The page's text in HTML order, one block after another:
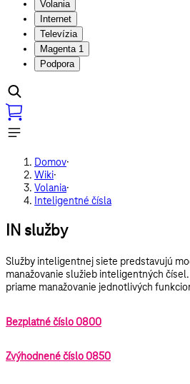
Volania
Internet
Televízia
Magenta 1
Podpora
Domov·
Wiki·
Volania·
Inteligentné čísla
IN služby
Služby inteligentnej siete predstavujú
manažovanie služieb inteligentných
priame manažovanie jednotlivých
Bezplatné číslo 0800
Zvýhodnené číslo 0850